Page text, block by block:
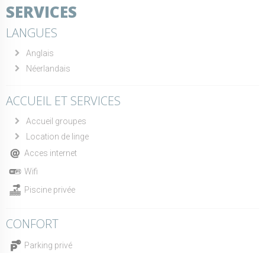
SERVICES
LANGUES
Anglais
Néerlandais
ACCUEIL ET SERVICES
Accueil groupes
Location de linge
Acces internet
Wifi
Piscine privée
CONFORT
Parking privé